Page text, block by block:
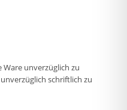
unverzüglich zu
schriftlich zu